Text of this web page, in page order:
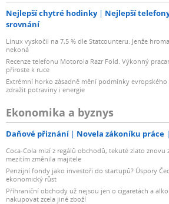
Nejlepší chytré hodinky Nejlepší
srovnání
Linux vyskočil na 7,5 % dle Statcounteru. Jenže
nekoná
Recenze telefonu Motorola Razr Fold. Výkonný
přiroste k ruce
Extrémní horko zásadně mění podmínky
zdražit potraviny i energie
Ekonomika a byznys
Daňové přiznání Novela zákoníku práce
Coca-Cola mizí z regálů obchodů, tekuté zlato znovu
mezitím změnila majitele
Penzijní fondy jako investoři do startupů? Úspory
ekonomický růst
Příhraniční obchody už nejsou jen o cigaretách a
nakupovat zcela jiné zboží